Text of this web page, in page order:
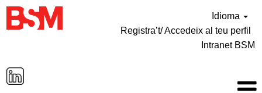
Idioma
Registra’t/ Accedeix al teu perfil
Intranet BSM